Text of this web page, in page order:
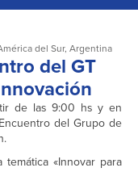
del Sur, Argentina
del GT
de las 9:00 hs y en
del Grupo de
«Innovar para